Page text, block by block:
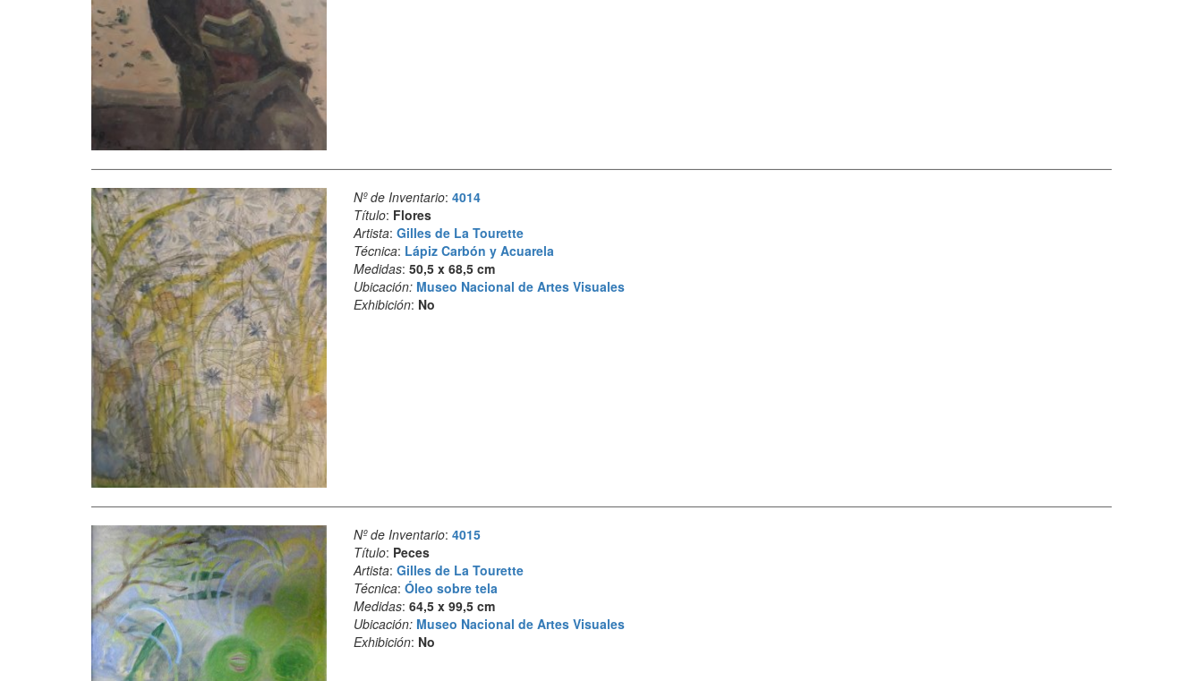
Nº de Inventario: 4014
Título: Flores
Artista: Gilles de La Tourette
Técnica: Lápiz Carbón y Acuarela
Medidas: 50,5 x 68,5 cm
Ubicación: Museo Nacional de Artes Visuales
Exhibición: No
Nº de Inventario: 4015
Título: Peces
Artista: Gilles de La Tourette
Técnica: Óleo sobre tela
Medidas: 64,5 x 99,5 cm
Ubicación: Museo Nacional de Artes Visuales
Exhibición: No